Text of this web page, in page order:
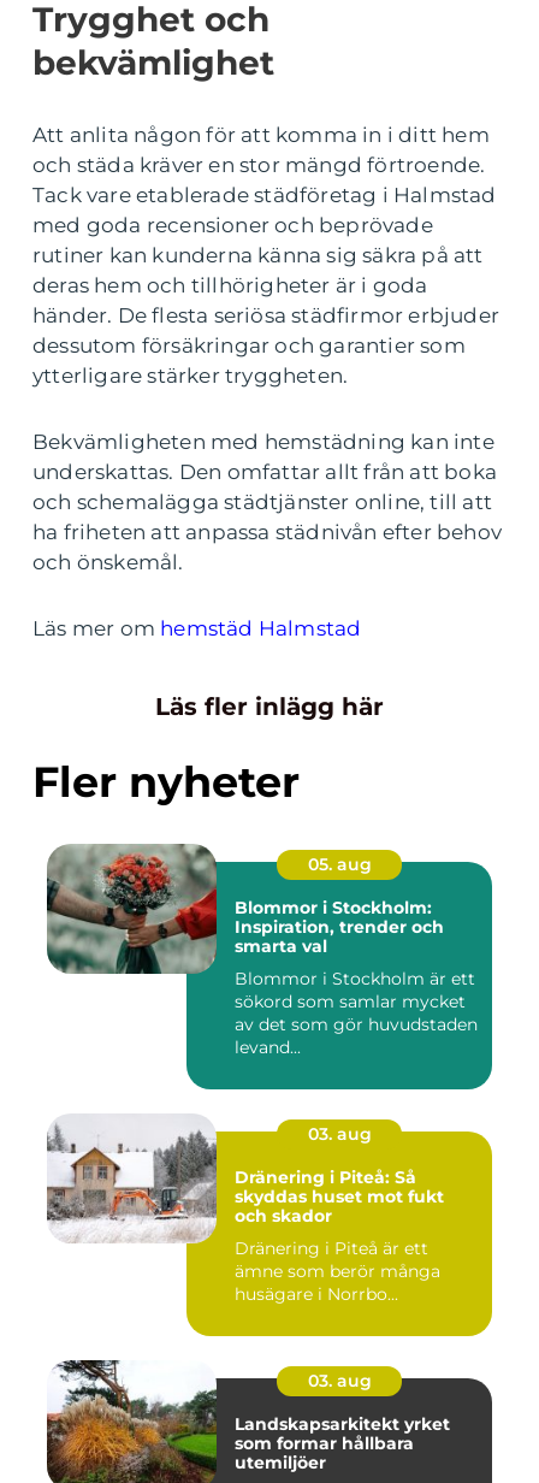
Trygghet och
bekvämlighet
Att anlita någon för att komma in i ditt hem
och städa kräver en stor mängd förtroende.
Tack vare etablerade städföretag i Halmstad
med goda recensioner och beprövade
rutiner kan kunderna känna sig säkra på att
deras hem och tillhörigheter är i goda
händer. De flesta seriösa städfirmor erbjuder
dessutom försäkringar och garantier som
ytterligare stärker tryggheten.
Bekvämligheten med hemstädning kan inte
underskattas. Den omfattar allt från att boka
och schemalägga städtjänster online, till att
ha friheten att anpassa städnivån efter behov
och önskemål.
Läs mer om hemstäd Halmstad
Läs fler inlägg här
Fler nyheter
05. aug
Blommor i Stockholm:
Inspiration, trender och
smarta val
Blommor i Stockholm är ett
sökord som samlar mycket
av det som gör huvudstaden
levand...
03. aug
Dränering i Piteå: Så
skyddas huset mot fukt
och skador
Dränering i Piteå är ett
ämne som berör många
husägare i Norrbo...
03. aug
Landskapsarkitekt yrket
som formar hållbara
utemiljöer